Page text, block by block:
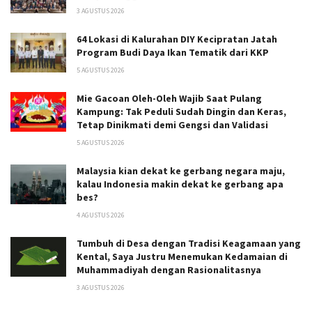
3 AGUSTUS 2026
64 Lokasi di Kalurahan DIY Kecipratan Jatah
Program Budi Daya Ikan Tematik dari KKP
5 AGUSTUS 2026
Mie Gacoan Oleh-Oleh Wajib Saat Pulang
Kampung: Tak Peduli Sudah Dingin dan Keras,
Tetap Dinikmati demi Gengsi dan Validasi
5 AGUSTUS 2026
Malaysia kian dekat ke gerbang negara maju,
kalau Indonesia makin dekat ke gerbang apa
bes?
4 AGUSTUS 2026
Tumbuh di Desa dengan Tradisi Keagamaan yang
Kental, Saya Justru Menemukan Kedamaian di
Muhammadiyah dengan Rasionalitasnya
3 AGUSTUS 2026